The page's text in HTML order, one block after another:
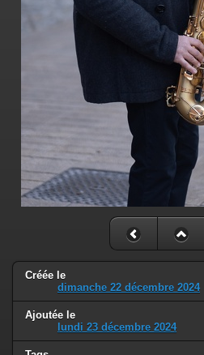
Créée le
dimanche 22 décembre 2024
Ajoutée le
lundi 23 décembre 2024